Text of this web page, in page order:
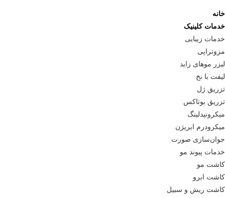
خانه
خدمات کلینیک
خدمات زیبایی
مزوتراپی
لیزر موهای زاید
لیفت با نخ
تزریق ژل
تزریق بوتاکس
میکرونیدلینگ
میکرودرم ابریژن
جوان‌سازی صورت
خدمات پیوند مو
کاشت مو
کاشت ابرو
کاشت ریش و سبیل